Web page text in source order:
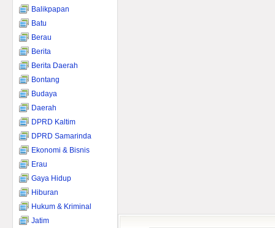
Balikpapan
Batu
Berau
Berita
Berita Daerah
Bontang
Budaya
Daerah
DPRD Kaltim
DPRD Samarinda
Ekonomi & Bisnis
Erau
Gaya Hidup
Hiburan
Hukum & Kriminal
Jatim